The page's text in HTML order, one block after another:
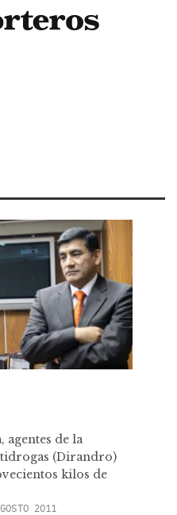
agentes de la
(Dirandro)
kilos de
2011